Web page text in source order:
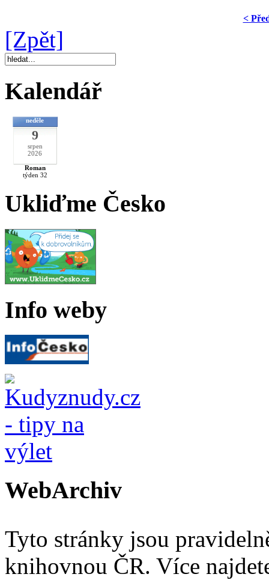
<
[Zpět]
Kalendář
neděle
9
srpen
2026
Roman
týden 32
Ukliďme Česko
Info weby
WebArchiv
Tyto stránky jsou
knihovnou ČR. Více